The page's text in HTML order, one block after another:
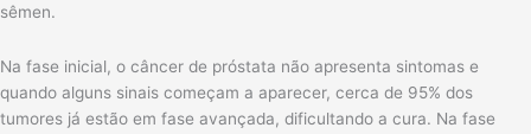
sêmen.
Na fase inicial, o câncer de próstata não apresenta sintomas e
quando alguns sinais começam a aparecer, cerca de 95% dos
tumores já estão em fase avançada, dificultando a cura. Na fase